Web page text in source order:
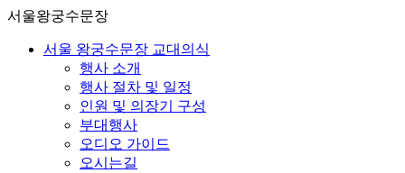
서울왕궁수문장
서울 왕궁수문장 교대의식
행사 소개
행사 절차 및 일정
인원 및 의장기 구성
부대행사
오디오 가이드
오시는길